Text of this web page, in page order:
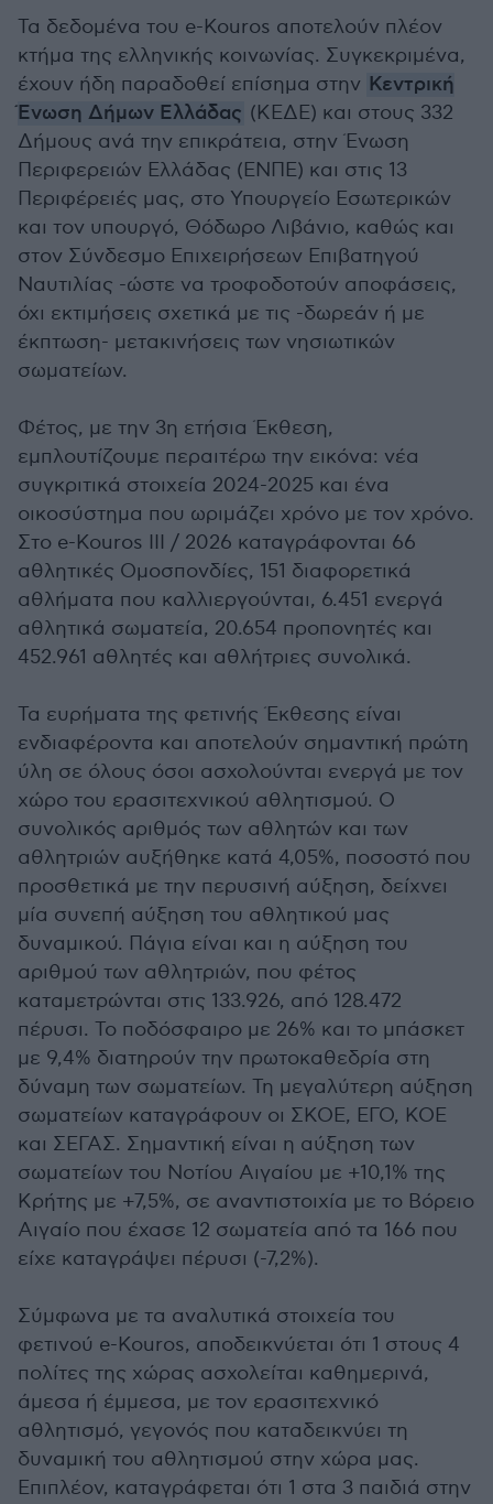
Τα δεδομένα του e-Kouros αποτελούν πλέον
κτήμα της ελληνικής κοινωνίας. Συγκεκριμένα,
έχουν ήδη παραδοθεί επίσημα στην Κεντρική
Ένωση Δήμων Ελλάδας (ΚΕΔΕ) και στους 332
Δήμους ανά την επικράτεια, στην Ένωση
Περιφερειών Ελλάδας (ΕΝΠΕ) και στις 13
Περιφέρειές μας, στο Υπουργείο Εσωτερικών
και τον υπουργό, Θόδωρο Λιβάνιο, καθώς και
στον Σύνδεσμο Επιχειρήσεων Επιβατηγού
Ναυτιλίας -ώστε να τροφοδοτούν αποφάσεις,
όχι εκτιμήσεις σχετικά με τις -δωρεάν ή με
έκπτωση- μετακινήσεις των νησιωτικών
σωματείων.
Φέτος, με την 3η ετήσια Έκθεση,
εμπλουτίζουμε περαιτέρω την εικόνα: νέα
συγκριτικά στοιχεία 2024-2025 και ένα
οικοσύστημα που ωριμάζει χρόνο με τον χρόνο.
Στο e-Kouros III / 2026 καταγράφονται 66
αθλητικές Ομοσπονδίες, 151 διαφορετικά
αθλήματα που καλλιεργούνται, 6.451 ενεργά
αθλητικά σωματεία, 20.654 προπονητές και
452.961 αθλητές και αθλήτριες συνολικά.
Τα ευρήματα της φετινής Έκθεσης είναι
ενδιαφέροντα και αποτελούν σημαντική πρώτη
ύλη σε όλους όσοι ασχολούνται ενεργά με τον
χώρο του ερασιτεχνικού αθλητισμού. Ο
συνολικός αριθμός των αθλητών και των
αθλητριών αυξήθηκε κατά 4,05%, ποσοστό που
προσθετικά με την περυσινή αύξηση, δείχνει
μία συνεπή αύξηση του αθλητικού μας
δυναμικού. Πάγια είναι και η αύξηση του
αριθμού των αθλητριών, που φέτος
καταμετρώνται στις 133.926, από 128.472
πέρυσι. Το ποδόσφαιρο με 26% και το μπάσκετ
με 9,4% διατηρούν την πρωτοκαθεδρία στη
δύναμη των σωματείων. Τη μεγαλύτερη αύξηση
σωματείων καταγράφουν οι ΣΚΟΕ, ΕΓΟ, ΚΟΕ
και ΣΕΓΑΣ. Σημαντική είναι η αύξηση των
σωματείων του Νοτίου Αιγαίου με +10,1% της
Κρήτης με +7,5%, σε αναντιστοιχία με το Βόρειο
Αιγαίο που έχασε 12 σωματεία από τα 166 που
είχε καταγράψει πέρυσι (-7,2%).
Σύμφωνα με τα αναλυτικά στοιχεία του
φετινού e-Kouros, αποδεικνύεται ότι 1 στους 4
πολίτες της χώρας ασχολείται καθημερινά,
άμεσα ή έμμεσα, με τον ερασιτεχνικό
αθλητισμό, γεγονός που καταδεικνύει τη
δυναμική του αθλητισμού στην χώρα μας.
Επιπλέον, καταγράφεται ότι 1 στα 3 παιδιά στην